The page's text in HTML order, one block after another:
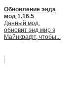
Обновление энда
мод 1.16.5
Данный мод,
обновит энд мир в
Майнкрафт, чтобы...